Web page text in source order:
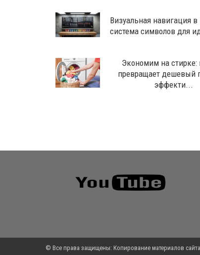
Визуальная навигация в
система символов для
Экономим на стирке:
превращает дешевый
эффекти...
© Все права защищены: Копирование материалов